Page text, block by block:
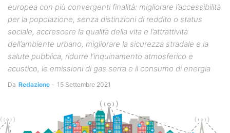
europea con più convergenti finalità: migliorare l’accessibilità
per la popolazione, senza distinzioni di reddito o status
sociale, accrescere la qualità della vita e l’attrattività
dell’ambiente urbano, migliorare la sicurezza stradale e la
salute pubblica, ridurre l’inquinamento atmosferico e
acustico, le emissioni di gas serra e il consumo di energia
Da Redazione - 15 Settembre 2021